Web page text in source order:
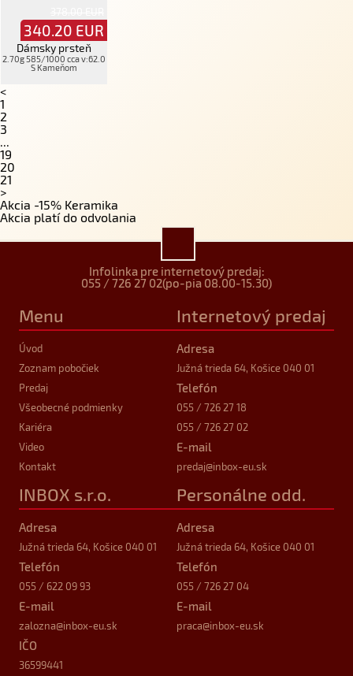
340.20 EUR
Dámsky prsteň
2.70g 585/1000 cca v:62.0
S Kameňom
<
1
2
3
...
19
20
21
>
Akcia -15% Keramika
Akcia platí do odvolania
Infolinka pre internetový predaj:
055 / 726 27 02(po-pia 08.00-15.30)
Menu
Úvod
Zoznam pobočiek
Predaj
Všeobecné podmienky
Kariéra
Video
Kontakt
Internetový predaj
Adresa
Južná trieda 64, Košice 040 01
Telefón
055 / 726 27 18
055 / 726 27 02
E-mail
predaj@inbox-eu.sk
INBOX s.r.o.
Adresa
Južná trieda 64, Košice 040 01
Telefón
055 / 622 09 93
E-mail
zalozna@inbox-eu.sk
IČO
36599441
Personálne odd.
Adresa
Južná trieda 64, Košice 040 01
Telefón
055 / 726 27 04
E-mail
praca@inbox-eu.sk